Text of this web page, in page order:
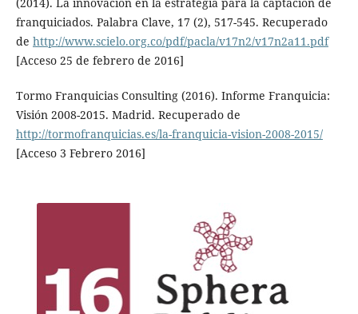
(2014). La innovación en la estrategia para la captación de
franquiciados. Palabra Clave, 17 (2), 517-545. Recuperado
de http://www.scielo.org.co/pdf/pacla/v17n2/v17n2a11.pdf
[Acceso 25 de febrero de 2016]
Tormo Franquicias Consulting (2016). Informe Franquicia:
Visión 2008-2015. Madrid. Recuperado de
http://tormofranquicias.es/la-franquicia-vision-2008-2015/
[Acceso 3 Febrero 2016]